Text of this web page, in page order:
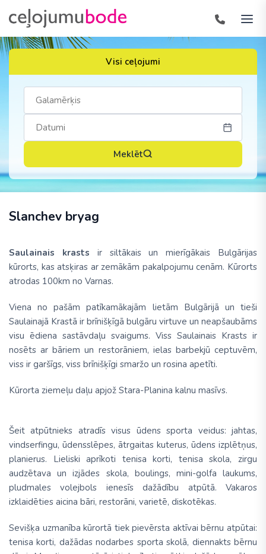
Visi ceļojumi
Meklēt
Slanchev bryag
Saulainais krasts ir siltākais un mierīgākais Bulgārijas
kūrorts, kas atsķiras ar zemākām pakalpojumu cenām. Kūrorts
atrodas 100km no Varnas.
Viena no pašām patīkamākajām lietām Bulgārijā un tieši
Saulainajā Krastā ir brīnišķīgā bulgāru virtuve un neapšaubāms
visu ēdiena sastāvdaļu svaigums. Viss Saulainais Krasts ir
nosēts ar bāriem un restorāniem, ielas barbekjū ceptuvēm,
viss ir garšīgs, viss brīnišķīgi smaržo un rosina apetīti.
Kūrorta ziemeļu daļu apjož Stara-Planina kalnu masīvs.
Šeit atpūtnieks atradīs visus ūdens sporta veidus: jahtas,
vindserfingu, ūdensslēpes, ātrgaitas kuterus, ūdens izplētņus,
planierus. Lieliski aprīkoti tenisa korti, tenisa skola, zirgu
audzētava un izjādes skola, boulings, mini-golfa laukums,
pludmales volejbols ienesīs dažādību atpūtā. Vakaros
izklaidēties aicina bāri, restorāni, varietē, diskotēkas.
Sevišķa uzmanība kūrortā tiek pievērsta aktīvai bērnu atpūtai:
tenisa korti, dažādas nodarbes sporta skolā, diennakts bērnu